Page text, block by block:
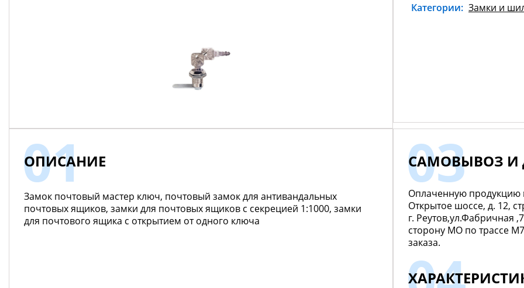
Категории: Замки и
ОПИСАНИЕ
Замок почтовый мастер ключ, почтовый замок для антивандальных
почтовых ящиков, замки для почтовых ящиков с секрецией 1:1000, замки
для почтового ящика с открытием от одного ключа
САМОВЫВОЗ И
Оплаченную продукцию
Открытое шоссе, д. 12,
г. Реутов,ул.Фабричная
сторону МО по трассе
заказа.